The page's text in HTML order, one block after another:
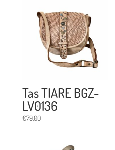
Tas TIARE BGZ-
LV0136
€79,00